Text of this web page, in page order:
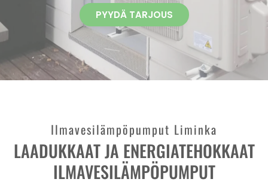
PYYDÄ TARJOUS
Ilmavesilämpöpumput Liminka
LAADUKKAAT JA ENERGIATEHOKKAAT
ILMAVESILÄMPÖPUMPUT